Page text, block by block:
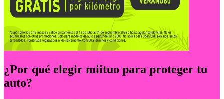
¿Por qué elegir miituo para proteger tu
auto?